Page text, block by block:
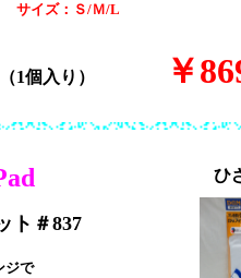
ひ
ト＃837
ジで
サイズ：Ｓ/Ｍ/L
（1個入り） ￥